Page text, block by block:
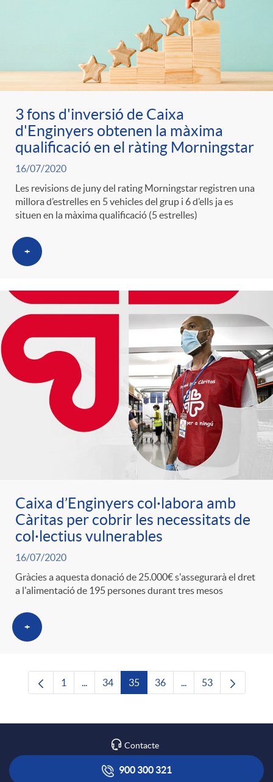
3 fons d'inversió de Caixa
d'Enginyers obtenen la màxima
qualificació en el ràting Morningstar
16/07/2020
Les revisions de juny del rating Morningstar registren una
millora d’estrelles en 5 vehicles del grup i 6 d’ells ja es
situen en la màxima qualificació (5 estrelles)
+
Caixa d’Enginyers col·labora amb
Càritas per cobrir les necessitats de
col·lectius vulnerables
16/07/2020
Gràcies a aquesta donació de 25.000€ s'assegurarà el dret
a l'alimentació de 195 persones durant tres mesos
+
Pàgina
1 ...Pàgines intermèdies Utilitzeu TAB per
Pàgina
34 Pàgina
35 Pàgina
36 ...Pàgines intermèdies
Pàgina
53
Contacte
900 300 321